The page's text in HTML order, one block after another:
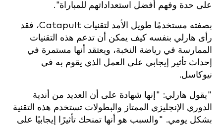
على حدة وفهم أفضل استعداداتهم للمباراة".
بصفته مستخدمًا طويل الأمد لتقنيات Catapult، فقد
رأى هارلي بنفسه كيف يمكن أن تدعم هذه التقنيات
الممارسة في رياضة النخبة، ويعتقد أنها مستمرة في
إحداث تأثير إيجابي على العمل الذي يقوم به في
نيوكاسل.
"يقول هارلي: "إنها شهادة على أن العديد من أندية
الدوري الإنجليزي الممتاز والبطولات تستخدم هذه التقنية
بشكل يومي. "والسبب هو أنها تمنحك تأثيرًا إيجابيًا على